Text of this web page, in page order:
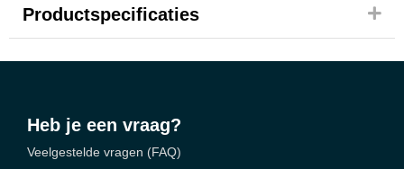
Productspecificaties
Heb je een vraag?
Veelgestelde vragen (FAQ)